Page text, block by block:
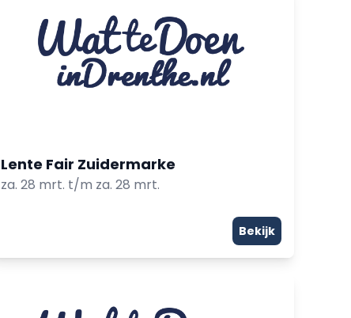
Lente Fair Zuidermarke
za. 28 mrt. t/m za. 28 mrt.
Bekijk